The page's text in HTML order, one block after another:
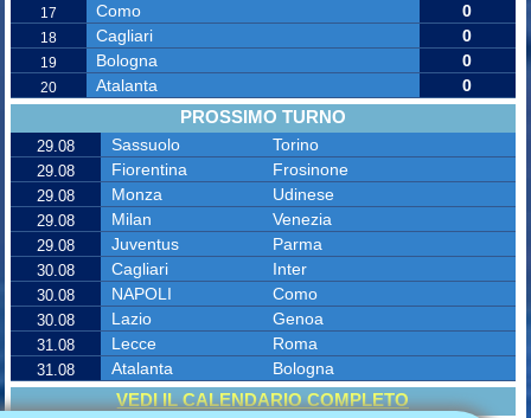
17 Como 0
18 Cagliari 0
19 Bologna 0
20 Atalanta 0
PROSSIMO TURNO
29.08 Sassuolo Torino
29.08 Fiorentina Frosinone
29.08 Monza Udinese
29.08 Milan Venezia
29.08 Juventus Parma
30.08 Cagliari Inter
30.08 NAPOLI Como
30.08 Lazio Genoa
31.08 Lecce Roma
31.08 Atalanta Bologna
VEDI IL CALENDARIO COMPLETO